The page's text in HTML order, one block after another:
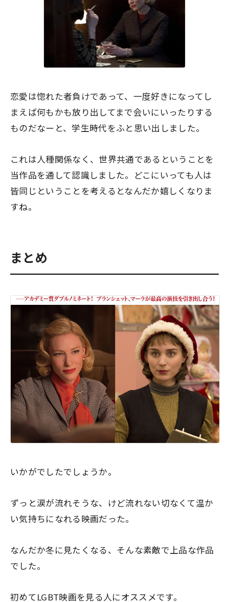
恋愛は惚れた者負けであって、一度好きになってし
まえば何もかも放り出してまで会いにいったりする
ものだなーと、学生時代をふと思い出しました。
これは人種関係なく、世界共通であるということを
当作品を通して認識しました。どこにいっても人は
皆同じということを考えるとなんだか嬉しくなりま
すね。
まとめ
いかがでしたでしょうか。
ずっと涙が流れそうな、けど流れない切なくて温か
い気持ちになれる映画だった。
なんだか冬に見たくなる、そんな素敵で上品な作品
でした。
初めてLGBT映画を見る人にオススメです。